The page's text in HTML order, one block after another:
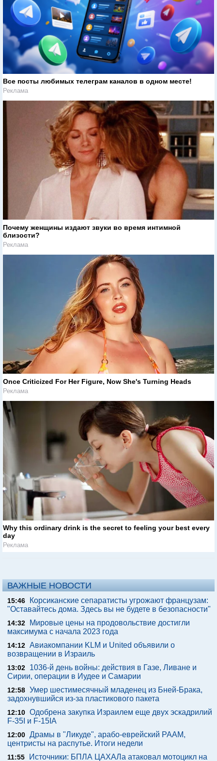
Все посты любимых телеграм каналов в одном месте!
Реклама
Почему женщины издают звуки во время интимной
близости?
Реклама
Once Criticized For Her Figure, Now She's Turning Heads
Реклама
Why this ordinary drink is the secret to feeling your best every
day
Реклама
ВАЖНЫЕ НОВОСТИ
15:46
Корсиканские сепаратисты угрожают французам:
"Оставайтесь дома. Здесь вы не будете в безопасности"
14:32
Мировые цены на продовольствие достигли
максимума с начала 2023 года
14:12 Авиакомпании KLM и United объявили о
возвращении в Израиль
13:02
1036-й день войны: действия в Газе, Ливане и
Сирии, операции в Иудее и Самарии
12:58 Умер шестимесячный младенец из Бней-Брака,
задохнувшийся из-за пластикового пакета
12:10 Одобрена закупка Израилем еще двух эскадрилий
F-35I и F-15IA
12:00 Драмы в "Ликуде", арабо-еврейский РААМ,
центристы на распутье. Итоги недели
11:55 Источники: БПЛА ЦАХАЛа атаковал мотоцикл на